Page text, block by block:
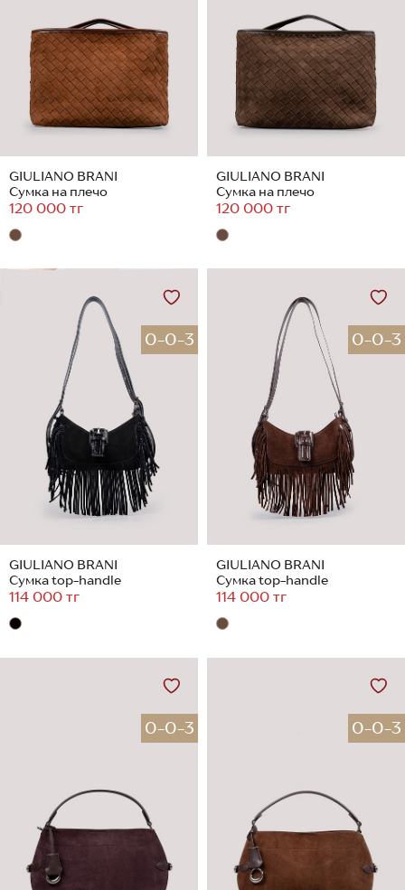
GIULIANO BRANI
Сумка на плечо
120 000 тг
GIULIANO BRANI
Сумка на плечо
120 000 тг
0-0-3
GIULIANO BRANI
Сумка top-handle
114 000 тг
0-0-3
GIULIANO BRANI
Сумка top-handle
114 000 тг
0-0-3 0-0-3